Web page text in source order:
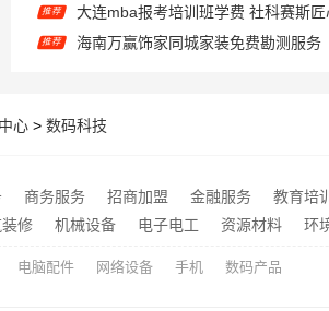
推荐 海南万赢饰家同城家装免费勘测服务
推荐 绍兴房子装修邻里推荐，信赖浙江宜
推荐 常州优秀新房装修效果图-常州宜居佳
心 > 数码科技
商务服务 招商加盟 金融服务 教育培训
修 机械设备 电子电工 资源材料 环
电脑配件 网络设备 手机 数码产品